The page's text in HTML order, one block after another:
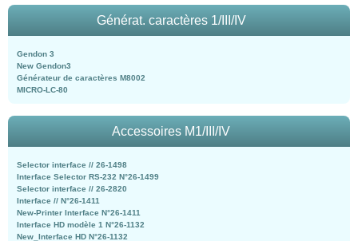
Générat. caractères 1/III/IV
Gendon 3
New Gendon3
Générateur de caractères M8002
MICRO-LC-80
Accessoires M1/III/IV
Selector interface // 26-1498
Interface Selector RS-232 N°26-1499
Selector interface // 26-2820
Interface // N°26-1411
New-Printer Interface N°26-1411
Interface HD modèle 1 N°26-1132
New_Interface HD N°26-1132